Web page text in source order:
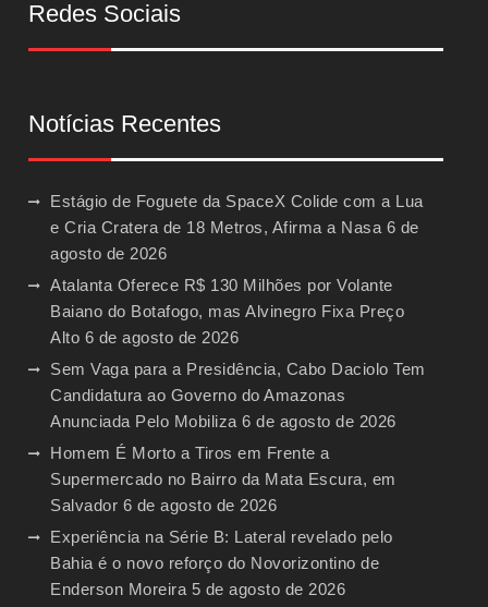
Redes Sociais
Notícias Recentes
Estágio de Foguete da SpaceX Colide com a Lua
e Cria Cratera de 18 Metros, Afirma a Nasa 6 de
agosto de 2026
Atalanta Oferece R$ 130 Milhões por Volante
Baiano do Botafogo, mas Alvinegro Fixa Preço
Alto 6 de agosto de 2026
Sem Vaga para a Presidência, Cabo Daciolo Tem
Candidatura ao Governo do Amazonas
Anunciada Pelo Mobiliza 6 de agosto de 2026
Homem É Morto a Tiros em Frente a
Supermercado no Bairro da Mata Escura, em
Salvador 6 de agosto de 2026
Experiência na Série B: Lateral revelado pelo
Bahia é o novo reforço do Novorizontino de
Enderson Moreira 5 de agosto de 2026